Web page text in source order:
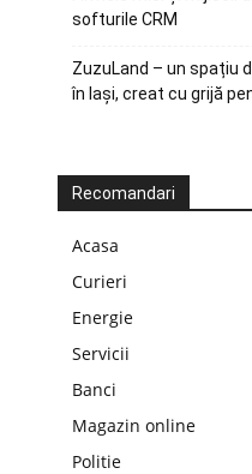
softurile CRM
ZuzuLand – un spațiu
în Iași, creat cu grijă
Recomandari
Acasa
Curieri
Energie
Servicii
Banci
Magazin online
Politie